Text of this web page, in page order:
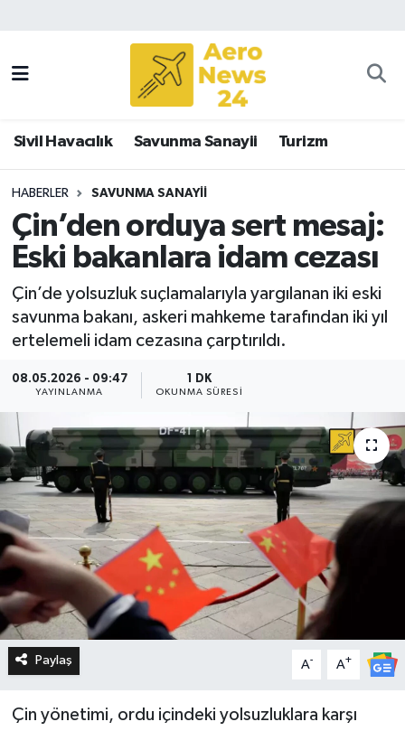
Sivil Havacılık Savunma Sanayii Turizm
HABERLER SAVUNMA SANAYII
Çin’den orduya sert mesaj:
Eski bakanlara idam cezası
Çin’de yolsuzluk suçlamalarıyla yargılanan iki eski
savunma bakanı, askeri mahkeme tarafından iki yıl
ertelemeli idam cezasına çarptırıldı.
08.05.2026 - 09:47
YAYINLANMA
1 DK
OKUNMA SÜRESI
Paylaş A- A+
Çin yönetimi, ordu içindeki yolsuzluklara karşı